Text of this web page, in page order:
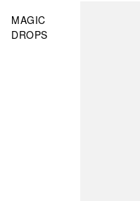
MAGIC
DROPS